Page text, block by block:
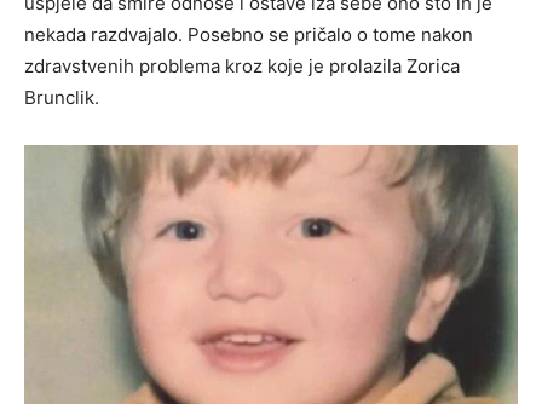
nekada razdvajalo. Posebno se pričalo o tome nakon
zdravstvenih problema kroz koje je prolazila Zorica
Brunclik.